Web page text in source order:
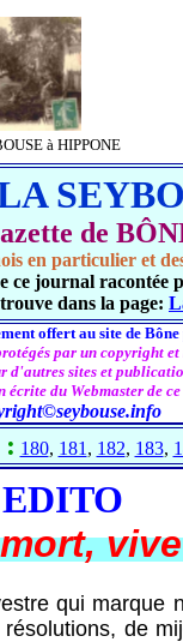
à HIPPONE
de
en particulier et
ce journal racontée
dans la page:
offert au site de
par un copyright
d'autres sites et
du Webmaster de ce
: 180, 181 , 182, 183,
EDITO
qui marque
de